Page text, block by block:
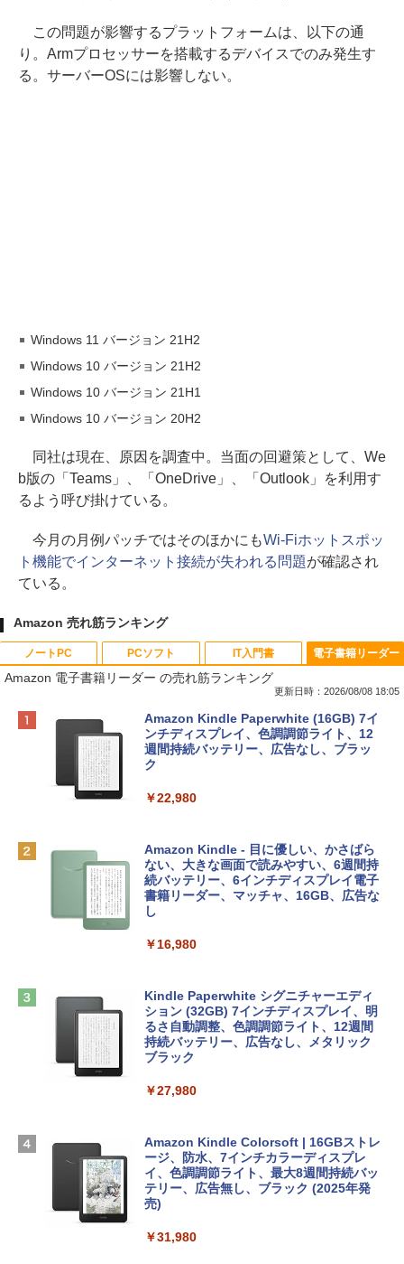
この問題が影響するプラットフォームは、以下の通
り。Armプロセッサーを搭載するデバイスでのみ発生す
る。サーバーOSには影響しない。
Windows 11 バージョン 21H2
Windows 10 バージョン 21H2
Windows 10 バージョン 21H1
Windows 10 バージョン 20H2
同社は現在、原因を調査中。当面の回避策として、We
b版の「Teams」、「OneDrive」、「Outlook」を利用す
るよう呼び掛けている。
今月の月例パッチではそのほかにもWi-Fiホットスポッ
ト機能でインターネット接続が失われる問題が確認され
ている。
Amazon 売れ筋ランキング
ノートPC
Apple 2026 MacBook Neo A18 Proチッ
プ搭載13インチノートブック：AIとAppl
e Intelligenceのために設計、Liquid Ret
inaディスプレイ、8GBユニファイドメモ
eTime HDカメラ、Touch ID - シルバー
tomtoc 360°保護 15.6 16インチ パソコ
ンケース Dell NEC Lavie ASUS HP dyna
book Lenovo対応
￥2,952
Apple 2026 MacBook Air M5チップ搭載
13インチノートブック：AIとApple Intell
igence、13.6インチLiquid Retinaディ
スプレイ、16GBユニファイドメモリ、1
TB SSDストレージ、12MPセンターフレ
D - ミッドナイト
【Amazon.co.jp限定】 HP ノートパソコ
ン 15-fd 15.6インチ 16GBメモリ 512GB
SSD インテル Core 5
￥129,800
PCソフト
Robloxギフトカード - 800 Robux 【限
定バーチャルアイテムを含む】 【オンラ
インゲームコード】 ロブロックス | オン
ラインコード版
￥1,300
Robloxギフトカード - 1000 Robux 【限
定バーチャルアイテムを含む】 【オンラ
インゲームコード】 ロブロックス |オン
ラインコード版
4(最新 永続版)|オンラインコード版|Wind
ows11、10/mac対応|PC2台
￥39,582
Robloxギフトカード - 2,000 Robux 【限
ラインコード版
￥3,200
ト): Java & Bedrock Edition | オンライ
IT入門書
生成AIパスポート公式テキスト 第４版
￥1,766
出す プロンプトの言葉 AI画像生成シリー
ズ (はぴーイラストLabo)
￥480
ClaudeCode いちばんやさしい 教科書:
にもKindle出版にも！ 非エンジニアのた
めのAIコーディング入門シリーズ
￥99
1冊ですべて身につくHTML & CSSとWe
￥1,292
FM TOWNS ハイパー・カタログ: 本体ハ
ェクトリストと最新エミュレータ紹介
電子書籍リーダー
Amazon 電子書籍リーダー の売れ筋ランキング
更新日時：2026/08/08 18:05
Amazon Kindle Paperwhite (16GB) 7イ
ンチディスプレイ、色調調節ライト、12
週間持続バッテリー、広告なし、ブラッ
ク
￥22,980
Amazon Kindle - 目に優しい、かさばら
ない、大きな画面で読みやすい、6週間持
続バッテリー、6インチディスプレイ電子
書籍リーダー、マッチャ、16GB、広告な
し
￥16,980
Kindle Paperwhite シグニチャーエディ
ション (32GB) 7インチディスプレイ、明
るさ自動調整、色調調節ライト、12週間
持続バッテリー、広告なし、メタリック
ブラック
￥27,980
Amazon Kindle Colorsoft | 16GBストレ
ージ、防水、7インチカラーディスプレ
イ、色調調節ライト、最大8週間持続バッ
テリー、広告無し、ブラック (2025年発
売)
￥31,980